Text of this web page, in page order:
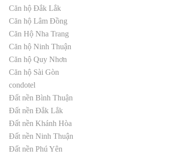
Căn hộ Đắk Lắk
Căn hộ Lâm Đồng
Căn Hộ Nha Trang
Căn hộ Ninh Thuận
Căn hộ Quy Nhơn
Căn hộ Sài Gòn
condotel
Đất nền Bình Thuận
Đất nền Đắk Lắk
Đất nền Khánh Hòa
Đất nền Ninh Thuận
Đất nền Phú Yên